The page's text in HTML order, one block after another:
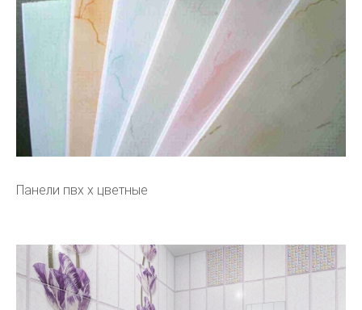
Панели пвх х цветные